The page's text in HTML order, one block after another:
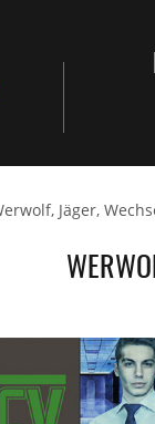
Jäger,